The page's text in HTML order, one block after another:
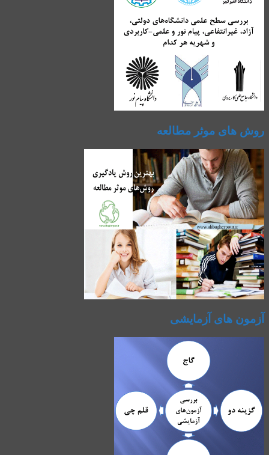
روش های موثر مطالعه
آزمون های آزمایشی